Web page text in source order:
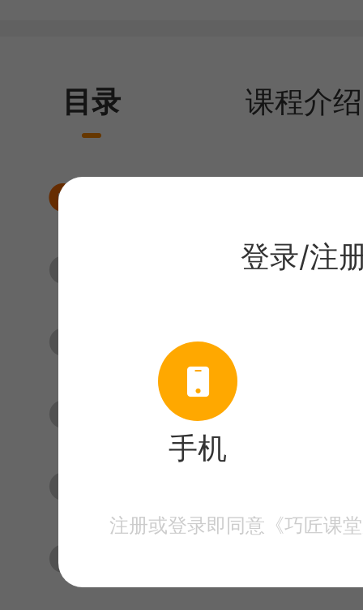
目录 课程介绍
手绘水彩风格精油海报
手绘水彩风格精油海报
手绘水彩风格精油海报
登录/注
手机
注册或登录即同意《巧匠课